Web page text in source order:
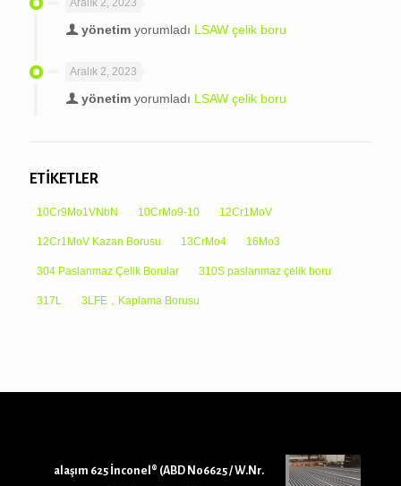
yönetim yorumladı LSAW çelik boru
Aralık 2, 2023
yönetim yorumladı LSAW çelik boru
ETİKETLER
10Cr9Mo1VNbN 10CrMo9-10 12Cr1MoV
12Cr1MoV Kazan Borusu 13CrMo4 16Mo3
304 Paslanmaz Çelik Borular 310S paslanmaz çelik boru
317L 3LFE，Kaplama Borusu
alaşım 625 İnconel® (ABD N06625 / W.Nr.